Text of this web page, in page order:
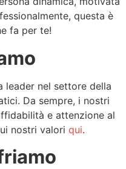
questa è
fa per te!
leader nel settore della
Da sempre, i nostri
e attenzione al
nostri valori qui.